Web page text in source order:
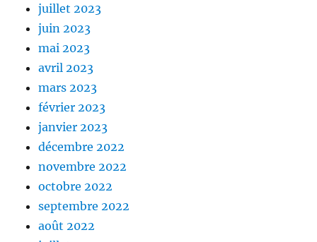
juillet 2023
juin 2023
mai 2023
avril 2023
mars 2023
février 2023
janvier 2023
décembre 2022
novembre 2022
octobre 2022
septembre 2022
août 2022